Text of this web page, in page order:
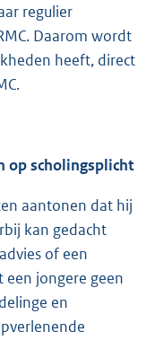
regulier
Daarom wordt
heeft, direct
op scholingsplicht
aantonen dat hij
kan gedacht
of een
een jongere geen
en